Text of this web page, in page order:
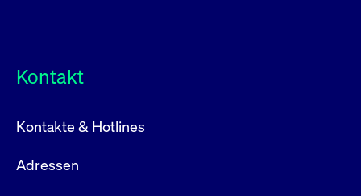
Kontakt
Kontakte & Hotlines
Adressen